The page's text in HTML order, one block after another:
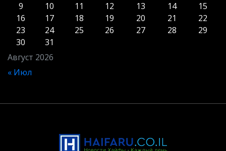
Август 2026
9
10 11 12 13 14
15
16
17 18 19 20 21
22
23
24 25 26 27 28
29
30
31
« Июл